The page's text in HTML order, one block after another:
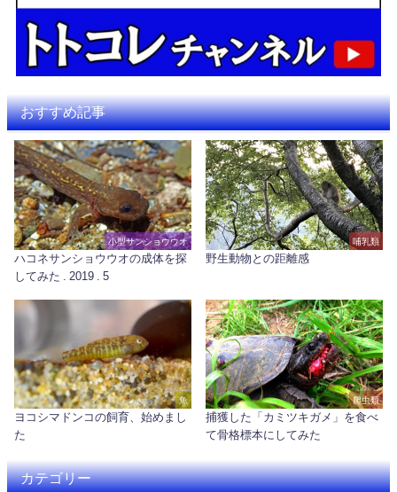
おすすめ記事
小型サンショウウオ
ハコネサンショウウオの成体を探
してみた . 2019 . 5
哺乳類
野生動物との距離感
魚
ヨコシマドンコの飼育、始めまし
た
爬虫類
捕獲した「カミツキガメ」を食べ
て骨格標本にしてみた
カテゴリー